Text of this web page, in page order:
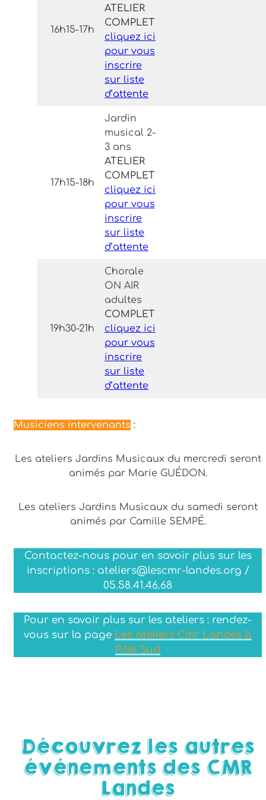
16h15-17h
ATELIER
COMPLET
cliquez ici
pour vous
inscrire
sur liste
d’attente
17h15-18h
Jardin
musical 2-
3 ans
ATELIER
COMPLET
cliquez ici
pour vous
inscrire
sur liste
d’attente
19h30-21h
Chorale
ON AIR
adultes
COMPLET
cliquez ici
pour vous
inscrire
sur liste
d’attente
Musiciens intervenants :
Les ateliers Jardins Musicaux du mercredi seront
animés par Marie GUÉDON.
Les ateliers Jardins Musicaux du samedi seront
animés par Camille SEMPÉ.
Contactez-nous pour en savoir plus sur les
inscriptions : ateliers@lescmr-landes.org /
05.58.41.46.68
Pour en savoir plus sur les ateliers : rendez-
vous sur la page Les ateliers Cmr Landes à
Pôle Sud
Découvrez les autres
évènements des CMR
Landes